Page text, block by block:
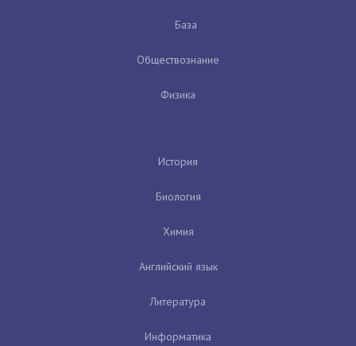
База
Обществознание
Физика
История
Биология
Химия
Английский язык
Литература
Информатика